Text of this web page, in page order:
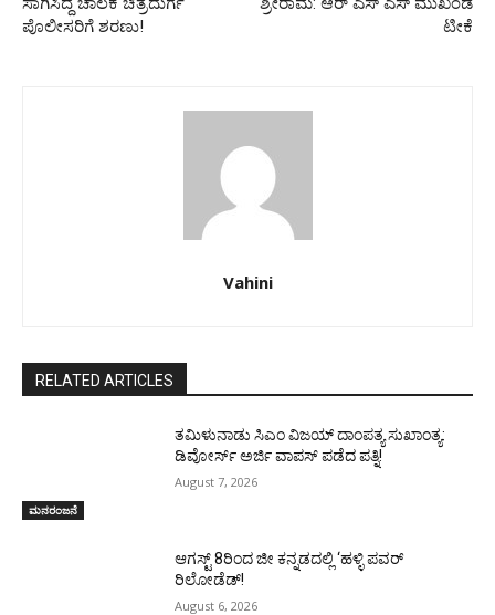
ಪೊಲೀಸರಿಗೆ ಶರಣು!
ಟೀಕೆ
Vahini
RELATED ARTICLES
ಮನರಂಜನೆ
ತಮಿಳುನಾಡು ಸಿಎಂ ವಿಜಯ್‌ ದಾಂಪತ್ಯ ಸುಖಾಂತ್ಯ:
ಡಿವೋರ್ಸ್‌ ಅರ್ಜಿ ವಾಪಸ್‌ ಪಡೆದ ಪತ್ನಿ!
August 7, 2026
ಆಗಸ್ಟ್ 8ರಿಂದ ಜೀ ಕನ್ನಡದಲ್ಲಿ ‘ಹಳ್ಳಿ ಪವರ್
ರಿಲೋಡೆಡ್!
August 6, 2026